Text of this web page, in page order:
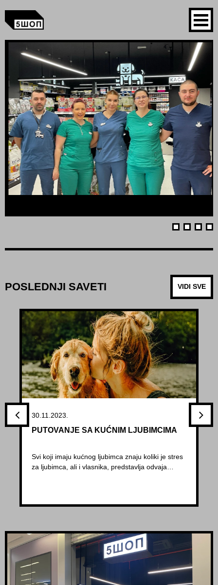
POSLEDNJI SAVETI VIDI SVE
30.11.2023.
PUTOVANJE SA KUĆNIM LJUBIMCIMA
Svi koji imaju kućnog ljubimca znaju koliki je stres
za ljubimca, ali i vlasnika, predstavlja odvaja…